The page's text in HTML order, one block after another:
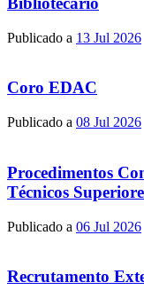
Publicado a 13 Jul 2026
Coro EDAC
Publicado a 08 Jul 2026
Procedimentos
Técnicos
Publicado a 06 Jul 2026
Recrutamento